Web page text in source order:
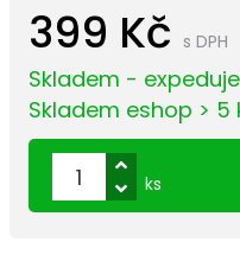
399 Kč s DPH
Skladem -
Skladem eshop > 5
ks